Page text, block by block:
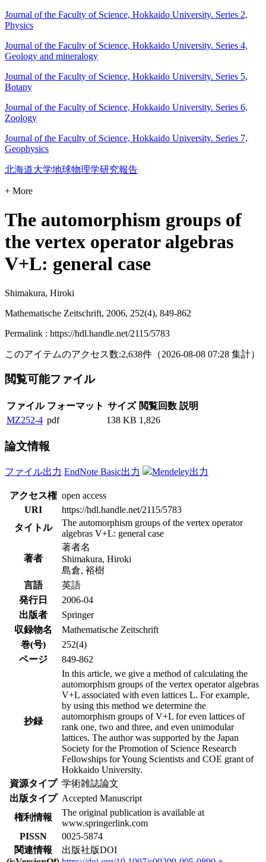
Journal of the Faculty of Science, Hokkaido University. Series 2,
Physics
Journal of the Faculty of Science, Hokkaido University. Series 4,
Geology and mineralogy
Journal of the Faculty of Science, Hokkaido University. Series 5,
Botany
Journal of the Faculty of Science, Hokkaido University. Series 6,
Zoology
Journal of the Faculty of Science, Hokkaido University. Series 7,
Geophysics
北海道大学地球物理学研究報告
+ More
The automorphism groups of
the vertex operator algebras
V+L: general case
Shimakura, Hiroki
Mathematische Zeitschrift, 2006, 252(4), 849-862
Permalink : https://hdl.handle.net/2115/5783
このアイテムのアクセス数:2,638件 （2026-08-08 07:28 集計）
閲覧可能ファイル
ファイル フォーマット サイズ 閲覧回数 説明
MZ252-4 pdf 138 KB 1,826
論文情報
ファイル出力 EndNote Basic出力 Mendeley出力
アクセス権 open access
URI
https://hdl.handle.net/2115/5783
タイトル
The automorphism groups of the vertex operator
algebras V+L: general case
著者
著者名
Shimakura, Hiroki
島倉, 裕樹
言語
英語
発行日
2006-04
出版者
Springer
収録物名
Mathematische Zeitschrift
巻(号)
252(4)
ページ
849-862
抄録
In this article, we give a method of calculating the
automorphism groups of the vertex operator algebras
V+L associated with even lattices L. For example,
by using this method we determine the
automorphism groups of V+L for even lattices of
rank one, two and three, and even unimodular
lattices. The author was supported by the Japan
Society for the Promotion of Science Research
Fellowships for Young Scientists and COE grant of
Hokkaido University.
資源タイプ 学術雑誌論文
出版タイプ Accepted Manuscript
権利情報
The original publication is available at
www.springerlink.com
PISSN
0025-5874
関連情報
出版社版DOI